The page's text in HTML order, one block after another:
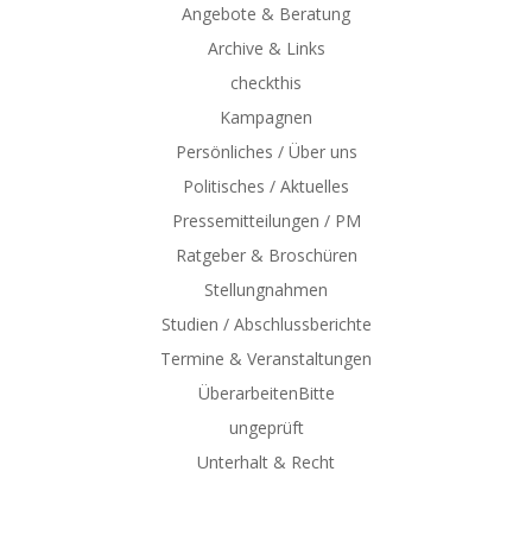
Angebote & Beratung
Archive & Links
checkthis
Kampagnen
Persönliches / Über uns
Politisches / Aktuelles
Pressemitteilungen / PM
Ratgeber & Broschüren
Stellungnahmen
Studien / Abschlussberichte
Termine & Veranstaltungen
ÜberarbeitenBitte
ungeprüft
Unterhalt & Recht